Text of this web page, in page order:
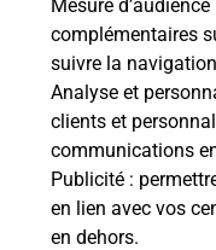
Mesure d’audience
complémentaires
suivre la
Analyse et
clients et
communications
Publicité :
en lien avec vos
en dehors.
Boîte aux
Prochaine
3 Rue Du Marechal
78780 Maurecourt
Le lien s'ouvre dans un